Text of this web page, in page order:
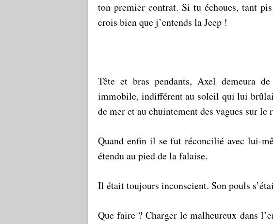
ton premier contrat. Si tu échoues, tant
crois bien que j’entends la Jeep !
Tête et bras pendants, Axel demeura
immobile, indifférent au soleil qui lui
de mer et au chuintement des vagues sur
Quand enfin il se fut réconcilié avec lui-
étendu au pied de la falaise.
Il était toujours inconscient. Son pouls
Que faire ? Charger le malheureux dans